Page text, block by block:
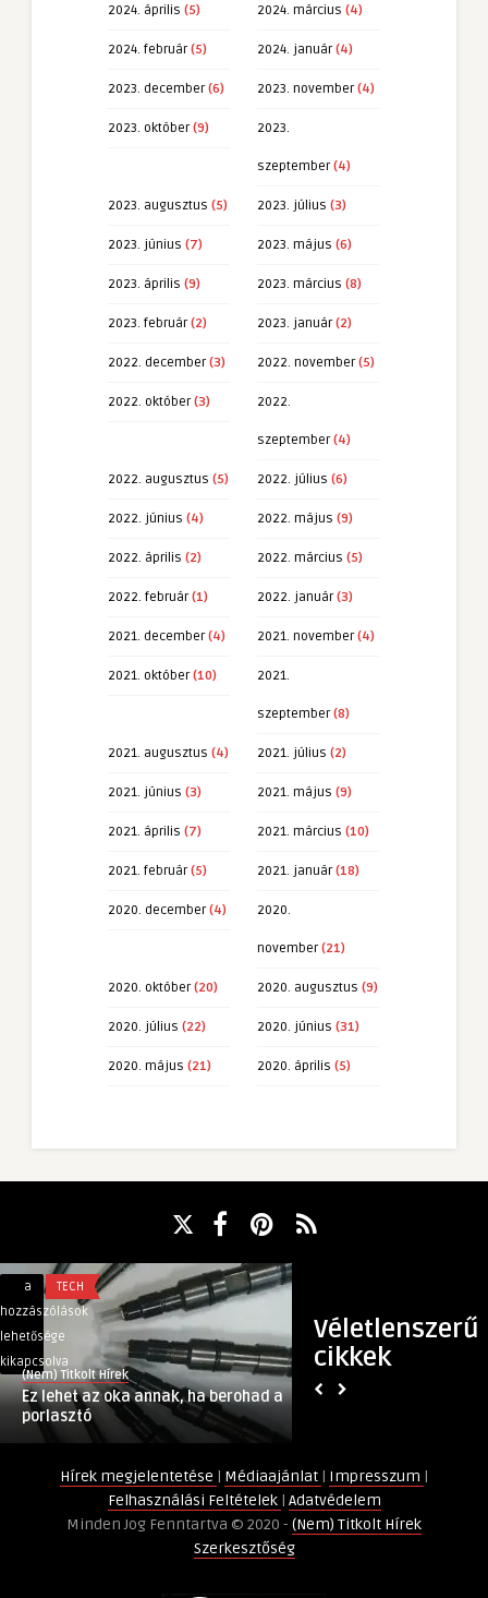
2024. április (5) 2024. március (4)
2024. február(5) 2024. január(4)
2023. december(6) 2023. november(4)
2023. október(9) 2023.
szeptember(4)
2023. augusztus (5) 2023. július (3)
2023. június (7) 2023. május (6)
2023. április (9) 2023. március (8)
2023. február(2) 2023. január(2)
2022. december(3) 2022. november(5)
2022. október(3) 2022.
szeptember(4)
2022. augusztus (5) 2022. július (6)
2022. június (4) 2022. május (9)
2022. április (2) 2022. március (5)
2022. február(1) 2022. január(3)
2021. december(4) 2021. november(4)
2021. október(10) 2021.
szeptember(8)
2021. augusztus (4) 2021. július (2)
2021. június (3) 2021. május (9)
2021. április (7) 2021. március (10)
2021. február(5) 2021. január(18)
2020. december(4) 2020.
november(21)
2020. október(20) 2020. augusztus (9)
2020. július (22) 2020. június (31)
2020. május (21) 2020. április (5)
Véletlenszerű
cikkek
Ez
lehet
az
oka
annak,
ha
berohad
porlasztó
bejegyzéshez
a
hozzászólások
lehetősége
kikapcsolva
TECH
(Nem) Titkolt Hírek
Ez lehet az oka annak, ha berohad a
porlasztó
Biden
megnyerte
lehetősége
kikapcsolva
Hírek megjelentetése | Médiaajánlat | Impresszum |
Felhasználási Feltételek | Adatvédelem
Minden Jog Fenntartva © 2020 - (Nem) Titkolt Hírek
Szerkesztőség